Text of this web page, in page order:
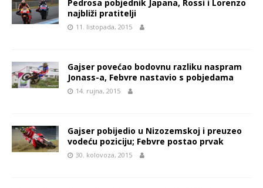
Pedrosa pobjednik Japana, Rossi i Lorenzo
najbliži pratitelji
11. listopada, 2015
Gajser povećao bodovnu razliku naspram
Jonass-a, Febvre nastavio s pobjedama
14. rujna, 2015
Gajser pobijedio u Nizozemskoj i preuzeo
vodeću poziciju; Febvre postao prvak
30. kolovoza, 2015